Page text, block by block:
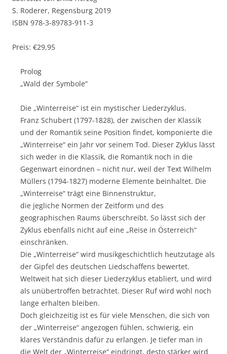
S. Roderer, Regensburg 2019
ISBN 978-3-89783-911-3
Preis: €29,95
Prolog
„Wald der Symbole“
Die „Winterreise“ ist ein mystischer Liederzyklus.
Franz Schubert (1797-1828), der zwischen der Klassik
und der Romantik seine Position findet, komponierte die
„Winterreise“ ein Jahr vor seinem Tod. Dieser Zyklus lässt
sich weder in die Klassik, die Romantik noch in die
Gegenwart einordnen – nicht nur, weil der Text Wilhelm
Müllers (1794-1827) moderne Elemente beinhaltet. Die
„Winterreise“ trägt eine Binnenstruktur,
die jegliche Normen der Zeitform und des
geographischen Raums überschreibt. So lässt sich der
Zyklus ebenfalls nicht auf eine „Reise in Österreich“
einschränken.
Die „Winterreise“ wird musikgeschichtlich heutzutage als
der Gipfel des deutschen Liedschaffens bewertet.
Weltweit hat sich dieser Liederzyklus etabliert, und wird
als unübertroffen betrachtet. Dieser Ruf wird wohl noch
lange erhalten bleiben.
Doch gleichzeitig ist es für viele Menschen, die sich von
der „Winterreise“ angezogen fühlen, schwierig, ein
klares Verständnis dafür zu erlangen. Je tiefer man in
die Welt der „Winterreise“ eindringt, desto stärker wird